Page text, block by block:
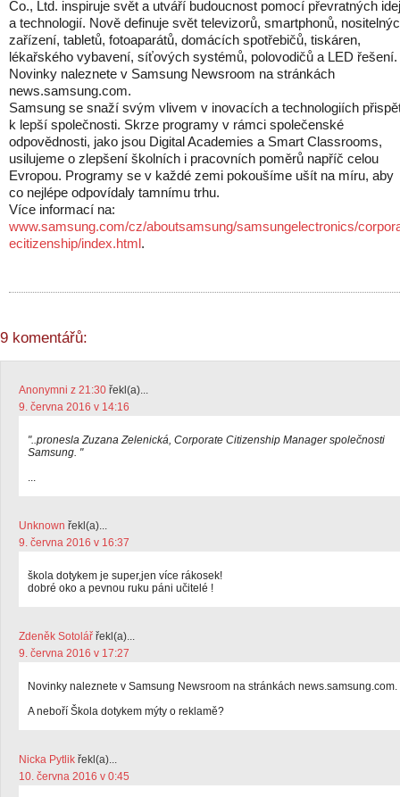
Co., Ltd. inspiruje svět a utváří budoucnost pomocí převratných
a technologií. Nově definuje svět televizorů, smartphonů,
zařízení, tabletů, fotoaparátů, domácích spotřebičů, tiskáren,
lékařského vybavení, síťových systémů, polovodičů a LED řešení.
Novinky naleznete v Samsung Newsroom na stránkách
news.samsung.com.
Samsung se snaží svým vlivem v inovacích a technologiích
k lepší společnosti. Skrze programy v rámci společenské
odpovědnosti, jako jsou Digital Academies a Smart Classrooms,
usilujeme o zlepšení školních i pracovních poměrů napříč celou
Evropou. Programy se v každé zemi pokoušíme ušít na míru, aby
co nejlépe odpovídaly tamnímu trhu.
Více informací na:
www.samsung.com/cz/aboutsamsung/samsungelectronics/
ecitizenship/index.html.
9 komentářů:
Anonymni z 21:30 řekl(a)...
9. června 2016 v 14:16
"..pronesla Zuzana Zelenická, Corporate Citizenship Manager společnosti
Samsung. "
...
Unknown řekl(a)...
9. června 2016 v 16:37
škola dotykem je super,jen více rákosek!
dobré oko a pevnou ruku páni učitelé !
Zdeněk Sotolář řekl(a)...
9. června 2016 v 17:27
Novinky naleznete v Samsung Newsroom na stránkách news.samsung.com.
A neboří Škola dotykem mýty o reklamě?
Nicka Pytlik řekl(a)...
10. června 2016 v 0:45